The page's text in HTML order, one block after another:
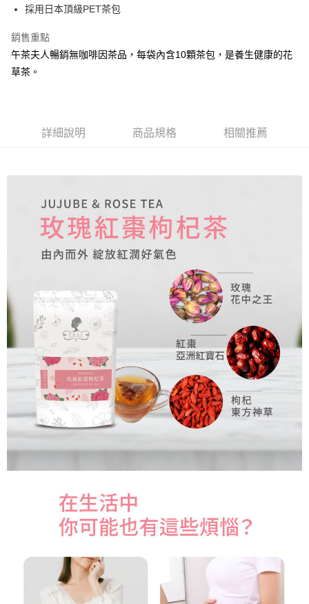
Google Pay
ATM付款
運送方式
付款後全家取貨
每筆NT$150
付款後萊爾富取貨
每筆NT$150
每筆NT$60，滿NT$899(含以上)免運費
付款後7-11取貨
每筆NT$60，滿NT$899(含以上)免運費
宅配-本島
每筆NT$100，滿NT$1,200(含以上)免運費
宅配-離島
每筆NT$220，滿NT$2,000(含以上)免運費
海外配送 查看運費
採用日本頂級PET茶包
銷售重點
午茶夫人暢銷無咖啡因茶品，每袋內含10顆茶包，是養生健康的花
草茶。
詳細說明 商品規格 相關推薦